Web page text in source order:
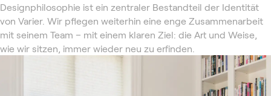
Designphilosophie ist ein zentraler Bestandteil der Identität
von Varier. Wir pflegen weiterhin eine enge Zusammenarbeit
mit seinem Team – mit einem klaren Ziel: die Art und Weise,
wie wir sitzen, immer wieder neu zu erfinden.